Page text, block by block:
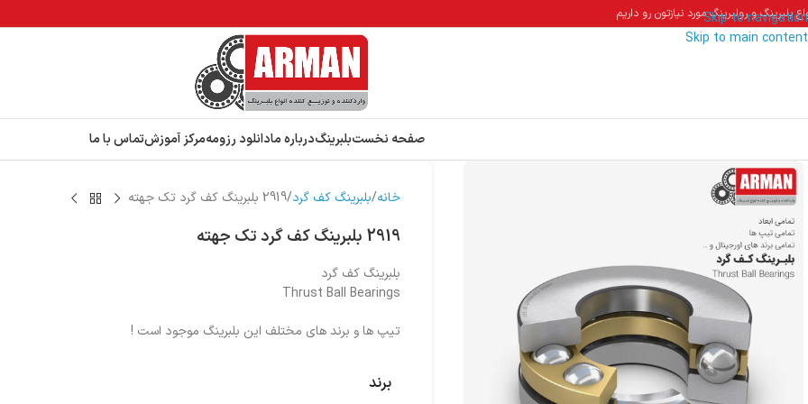
Skip to navigation
Skip to main content
بلبرینگ و رولبرینگ مورد نیازتون رو داریم
صفحه نخستبلبرینگدرباره مادانلود رزومهمرکز آموزشتماس با ما
خانه بلبرینگ کف گرد 2919 بلبرینگ کف گرد تک جهته
2919 بلبرینگ کف گرد تک جهته
بلبرینگ کف گرد
Thrust Ball Bearings
تیپ ها و برند های مختلف این بلبرینگ موجود است !
برند